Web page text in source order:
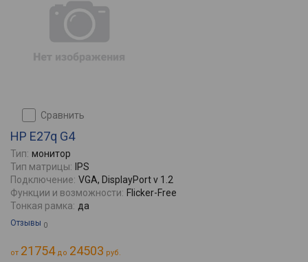
сравнить
HP E27q G4
Тип: монитор
Тип матрицы:
IPS
Подключение: VGA, DisplayPort v 1.2
Функции и возможности: Flicker-Free
Тонкая рамка: да
Отзывы 0
от 21754до 24503 руб.